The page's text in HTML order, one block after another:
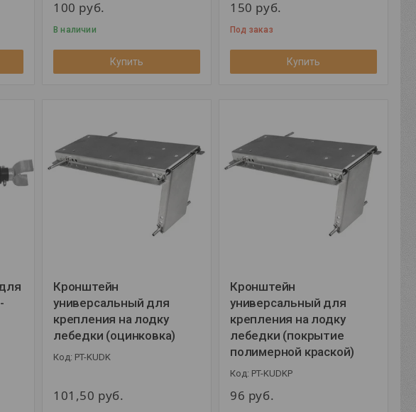
100 руб.
В наличии
Купить
150 руб.
Под заказ
Купить
Кронштейн
универсальный для
крепления на лодку
лебедки (оцинковка)
PT-KUDK
101,50 руб.
Кронштейн
универсальный для
крепления на лодку
лебедки (покрытие
полимерной краской)
PT-KUDKP
96 руб.